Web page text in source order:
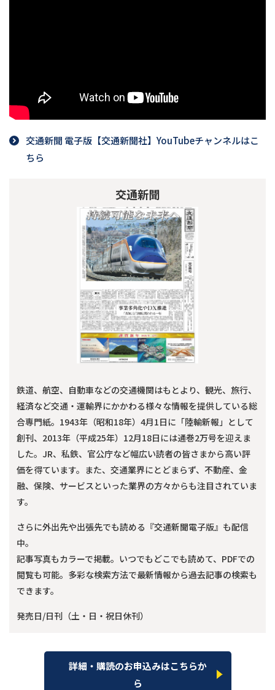
交通新聞 電子版【交通新聞社】YouTubeチャンネルはこ
ちら
交通新聞
鉄道、航空、自動車などの交通機関はもとより、観光、旅行、
経済など交通・運輸界にかかわる様々な情報を提供している総
合専門紙。1943年（昭和18年）4月1日に「陸輸新報」として
創刊、2013年（平成25年）12月18日には通巻2万号を迎えま
した。JR、私鉄、官公庁など幅広い読者の皆さまから高い評
価を得ています。また、交通業界にとどまらず、不動産、金
融、保険、サービスといった業界の方々からも注目されていま
す。
さらに外出先や出張先でも読める『交通新聞電子版』も配信
中。
記事写真もカラーで掲載。いつでもどこでも読めて、PDFでの
閲覧も可能。多彩な検索方法で最新情報から過去記事の検索も
できます。
発売日/日刊（土・日・祝日休刊）
詳細・購読のお申込みはこちらか
ら